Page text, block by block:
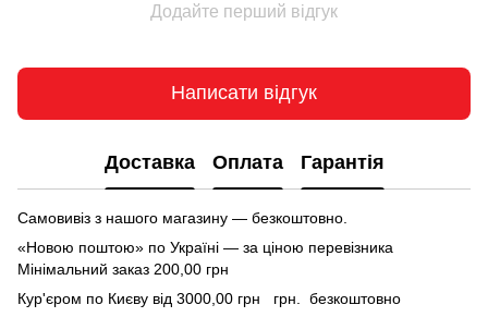
Додайте перший відгук
Написати відгук
Доставка Оплата Гарантія
Самовивіз з нашого магазину — безкоштовно.
«Новою поштою» по Україні — за ціною перевізника
Мінімальний заказ 200,00 грн
Кур'єром по Києву від 3000,00 грн грн. безкоштовно